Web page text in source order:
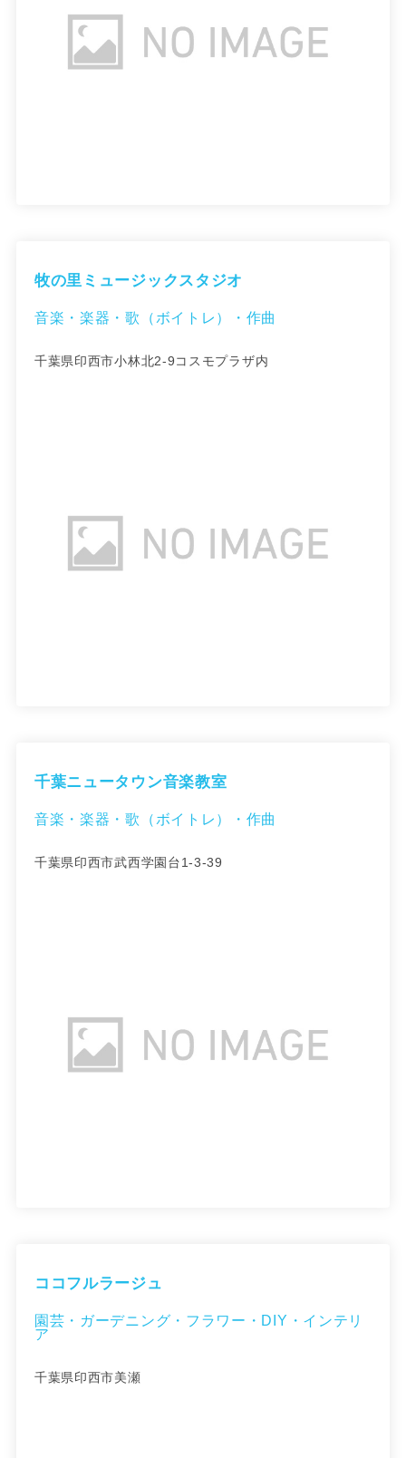
牧の里ミュージックスタジオ
音楽・楽器・歌（ボイトレ）・作曲
千葉県印西市小林北2-9コスモプラザ内
千葉ニュータウン音楽教室
音楽・楽器・歌（ボイトレ）・作曲
千葉県印西市武西学園台1-3-39
ココフルラージュ
園芸・ガーデニング・フラワー・DIY・インテリ
ア
千葉県印西市美瀬